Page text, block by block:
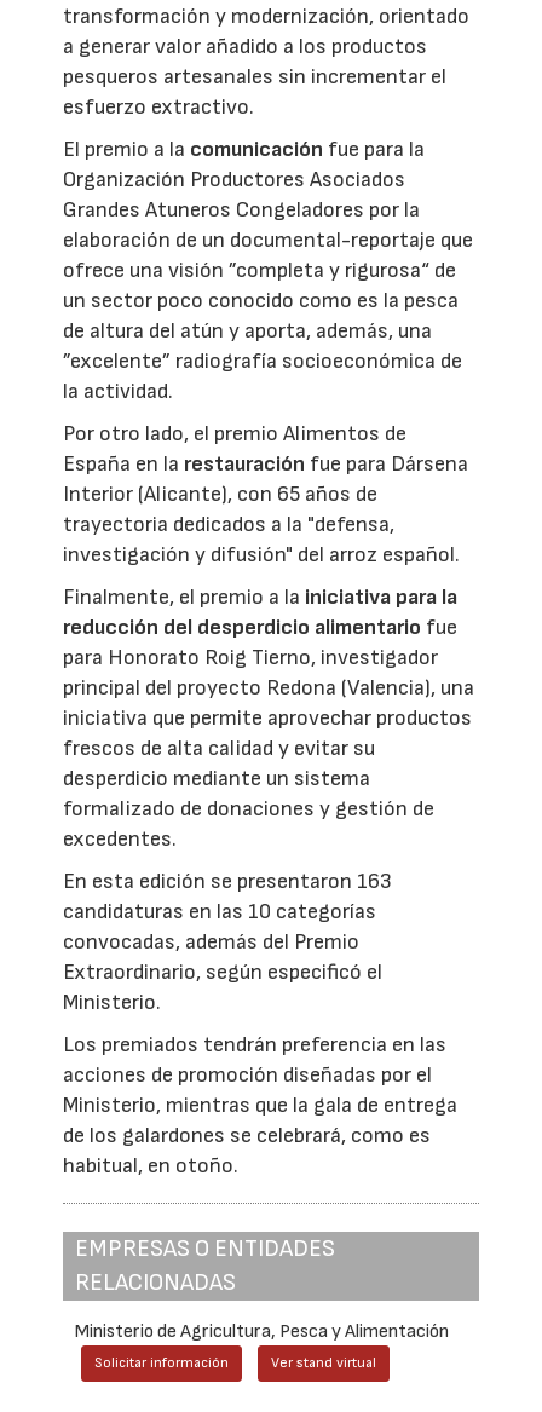
transformación y modernización, orientado
a generar valor añadido a los productos
pesqueros artesanales sin incrementar el
esfuerzo extractivo.
El premio a la comunicación fue para la
Organización Productores Asociados
Grandes Atuneros Congeladores por la
elaboración de un documental-reportaje que
ofrece una visión ”completa y rigurosa“ de
un sector poco conocido como es la pesca
de altura del atún y aporta, además, una
”excelente” radiografía socioeconómica de
la actividad.
Por otro lado, el premio Alimentos de
España en la restauración fue para Dársena
Interior (Alicante), con 65 años de
trayectoria dedicados a la "defensa,
investigación y difusión" del arroz español.
Finalmente, el premio a la iniciativa para la
reducción del desperdicio alimentario fue
para Honorato Roig Tierno, investigador
principal del proyecto Redona (Valencia), una
iniciativa que permite aprovechar productos
frescos de alta calidad y evitar su
desperdicio mediante un sistema
formalizado de donaciones y gestión de
excedentes.
En esta edición se presentaron 163
candidaturas en las 10 categorías
convocadas, además del Premio
Extraordinario, según especificó el
Ministerio.
Los premiados tendrán preferencia en las
acciones de promoción diseñadas por el
Ministerio, mientras que la gala de entrega
de los galardones se celebrará, como es
habitual, en otoño.
EMPRESAS O ENTIDADES
RELACIONADAS
Ministerio de Agricultura, Pesca y Alimentación
Solicitar información Ver stand virtual